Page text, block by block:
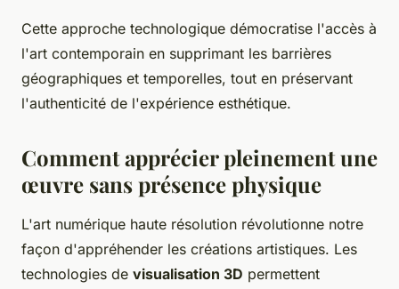
Cette approche technologique démocratise l'accès à
l'art contemporain en supprimant les barrières
géographiques et temporelles, tout en préservant
l'authenticité de l'expérience esthétique.
Comment apprécier pleinement une
œuvre sans présence physique
L'art numérique haute résolution révolutionne notre
façon d'appréhender les créations artistiques. Les
technologies de visualisation 3D permettent